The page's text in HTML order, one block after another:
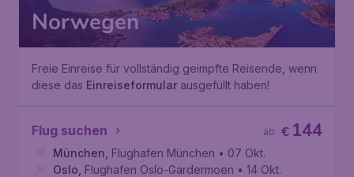
Norwegen
Freie Einreise für vollständig geimpfte Reisende, wenn
diese das Einreiseformular ausgefüllt haben!
Flug suchen € 144
ab
München Flughafen München • 07 Okt.
Oslo Flughafen Oslo-Gardermoen • 14 Okt.